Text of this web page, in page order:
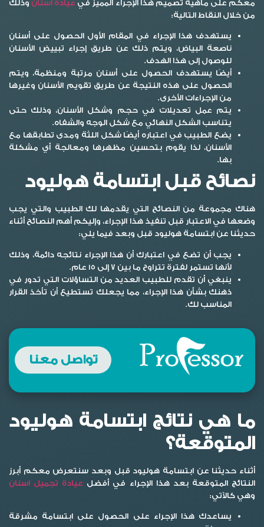
معكم على ماهية تصميم هذا الإجراء المميز في عيادة اسنان وذلك
من خلال النقاط التالية:
يستهدف هذا الإجراء في المقام الأول الحصول على أسنان
ناصعة البياض، ويتم ذلك عن طريق إجراء تبييض الأسنان
للوصول إلى هذا الهدف.
أيضًا يستهدف الحصول على أسنان مرتبة ومنظمة، ويتم
الحصول على هذه النتيجة عن طريق تقويم الأسنان وغيرها
من الإجراءات الأخرى.
يتم عمل تعديلات في حجم وشكل الأسنان، وذلك حتى
يتناسب الشكل النهائي مع شكل الوجه والشفاه.
يضع الطبيب في اعتباره أيضًا شكل اللثة ومدى تطابقها مع
الأسنان، لذا يقوم بتحسين مظهرها ومعالجة أي مشكلة
بها.
نصائح قبل ابتسامة هوليود
هناك مجموعة من النصائح التي يقدمها لك الطبيب والتي يجب
وضعها في الاعتبار قبل تنفيذ هذا الإجراء، وإليكم أهم النصائح أثناء
حديثنا عن ابتسامة هوليود قبل وبعد فيما يلي:
يجب أن تضع في اعتبارك أن هذا الإجراء نتائجه دائمة، وذلك
لأنها تستمر لفترة تتراوح ما بين 7 إلى 15 عام.
ينبغي أن تقدم للطبيب العديد من التساؤلات التي تدور في
ذهنك بشأن هذا الإجراء، مما يجعلك تستطيع أن تأخذ القرار
المناسب لك.
تواصل معنا
ما هي نتائج ابتسامة هوليود
المتوقعة؟
أثناء حديثنا عن ابتسامة هوليود قبل وبعد سنتعرض معكم أبرز
النتائج المتوقعة بعد هذا الإجراء في أفضل عيادة تجميل اسنان
وهي كالآتي:
يساعدك هذا الإجراء على الحصول على ابتسامة مشرقة